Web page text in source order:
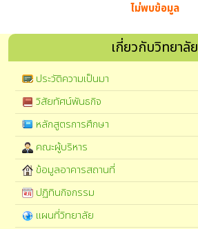
เกี่ยวกับวิทยาลัย
ประวัติความเป็นมา
วิสัยทัศน์พันธกิจ
หลักสูตรการศึกษา
คณะผู้บริหาร
ข้อมูลอาคารสถานที่
ปฏิทินกิจกรรม
แผนที่วิทยาลัย
ไม่พบข้อมูล